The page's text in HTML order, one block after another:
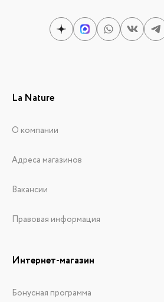
La Nature
О компании
Адреса магазинов
Вакансии
Правовая информация
Интернет-магазин
Бонусная программа